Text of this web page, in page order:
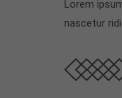
Lorem
nascetur